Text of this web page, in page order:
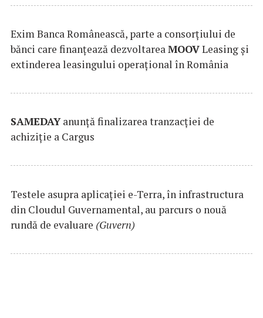
Exim Banca Românească, parte a consorțiului de
bănci care finanțează dezvoltareaMOOVLeasing și
extinderea leasingului operațional în România
SAMEDAYanunță finalizarea tranzacției de
achiziție a Cargus
Testele asupra aplicaţiei e-Terra, în infrastructura
din Cloudul Guvernamental, au parcurs o nouă
rundă de evaluare (Guvern)